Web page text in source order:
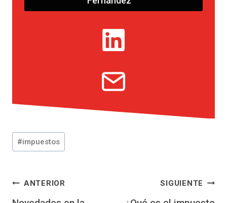
Etiquetas
de
entrada:
#impuestos
Navegación
ANTERIOR SIGUIENTE